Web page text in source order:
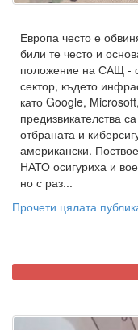
Европа често е
били те често и
положение на САЩ -
сектор, където
като Google,
предизвикателства
отбраната и
американски.
НАТО осигуриха и
но с раз...
Прочети цялата